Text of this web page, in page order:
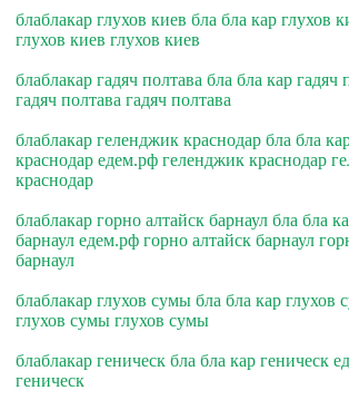
блаблакар глухов киев бла бла кар глухов
глухов киев глухов киев
блаблакар гадяч полтава бла бла кар гадяч
гадяч полтава гадяч полтава
блаблакар геленджик краснодар бла бла
краснодар едем.рф геленджик краснодар
краснодар
блаблакар горно алтайск барнаул бла бла
барнаул едем.рф горно алтайск барнаул
барнаул
блаблакар глухов сумы бла бла кар глухов
глухов сумы глухов сумы
блаблакар геническ бла бла кар геническ
геническ